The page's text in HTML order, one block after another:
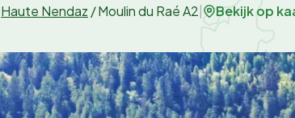
Haute Nendaz /Moulin du Raé A2 Bekijk op